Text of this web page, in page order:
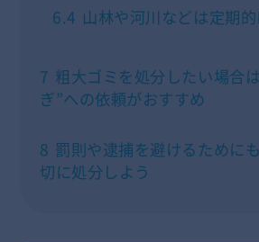
6.4 山林や河川などは定期
7 粗大ゴミを処分したい場合
ぎ”への依頼がおすすめ
8 罰則や逮捕を避けるために
切に処分しよう